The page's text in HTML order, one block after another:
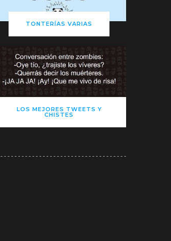
TONTERÍAS VARIAS
LOS MEJORES TWEETS Y
CHISTES